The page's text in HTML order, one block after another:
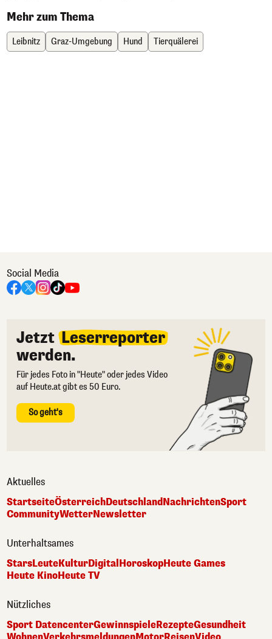
Mehr zum Thema
Leibnitz Graz-Umgebung Hund Tierquälerei
Social Media
Jetzt Leserreporter
werden.
Für jedes Foto in "Heute" oder jedes Video
auf Heute.at gibt es 50 Euro.
So geht's
Aktuelles
StartseiteÖsterreichDeutschlandNachrichtenSport
CommunityWetterNewsletter
Unterhaltsames
StarsLeuteKulturDigitalHoroskopHeute Games
Heute KinoHeute TV
Nützliches
Sport DatencenterGewinnspieleRezepteGesundheit